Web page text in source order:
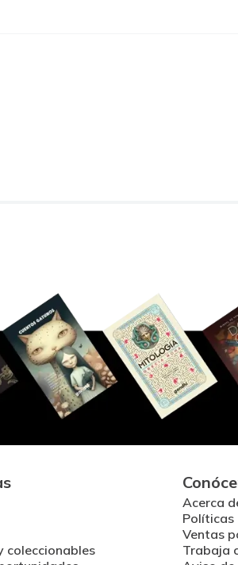
coleccionables
Acerca
Políticas
Ventas
Trabaja